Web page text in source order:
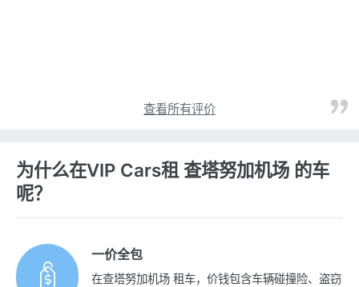
查看所有评价
为什么在VIP Cars租 查塔努加机场 的车
呢？
一价全包
在查塔努加机场 租车，价钱包含车辆碰撞险、盗窃